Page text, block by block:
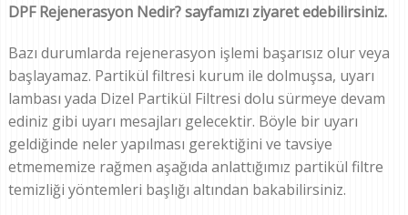
DPF Rejenerasyon Nedir? sayfamızı ziyaret edebilirsiniz.
Bazı durumlarda rejenerasyon işlemi başarısız olur veya
başlayamaz. Partikül filtresi kurum ile dolmuşsa, uyarı
lambası yada Dizel Partikül Filtresi dolu sürmeye devam
ediniz gibi uyarı mesajları gelecektir. Böyle bir uyarı
geldiğinde neler yapılması gerektiğini ve tavsiye
etmememize rağmen aşağıda anlattığımız partikül filtre
temizliği yöntemleri başlığı altından bakabilirsiniz.